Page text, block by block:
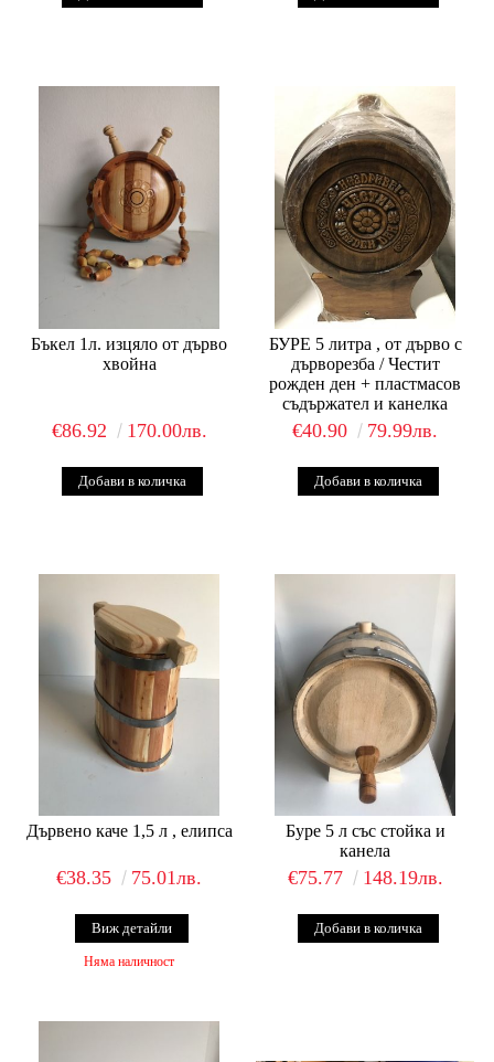
Бъкел 1л. изцяло от дърво
хвойна
€86.92 170.00лв.
БУРЕ 5 литра , от дърво с
дърворезба / Честит
рожден ден + пластмасов
съдържател и канелка
€40.90 79.99лв.
Дървено каче 1,5 л , елипса
€38.35 75.01лв.
Виж детайли
Няма наличност
Буре 5 л със стойка и
канела
€75.77 148.19лв.